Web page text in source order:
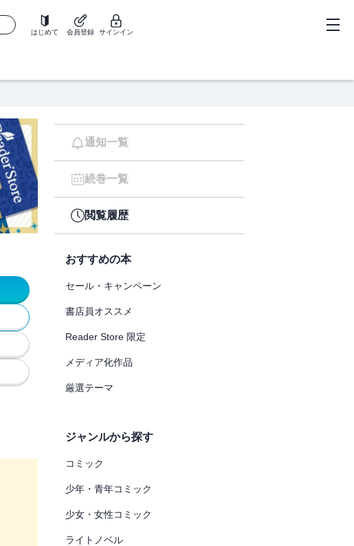
はじめて 会員登録 サインイン
通知一覧
続巻一覧
閲覧履歴
おすすめの本
セール・キャンペーン
書店員オススメ
Reader Store 限定
メディア化作品
厳選テーマ
ジャンルから探す
コミック
少年・青年コミック
少女・女性コミック
ライトノベル